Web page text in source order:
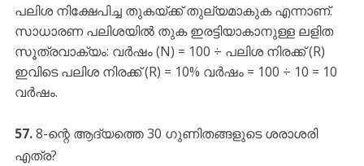
പലിശ നിക്ഷേപിച്ച തുകയ്ക്ക് തുല്യമാകുക എന്നാണ്.
സാധാരണ പലിശയിൽ തുക ഇരട്ടിയാകാനുള്ള ലളിത
സൂത്രവാക്യം: വർഷം (N) = 100 ÷ പലിശ നിരക്ക് (R)
ഇവിടെ പലിശ നിരക്ക് (R) = 10% വർഷം = 100 ÷ 10 = 10
വർഷം.
57.8-ന്റെ ആദ്യത്തെ 30 ഗുണിതങ്ങളുടെ ശരാശരി
എത്ര?